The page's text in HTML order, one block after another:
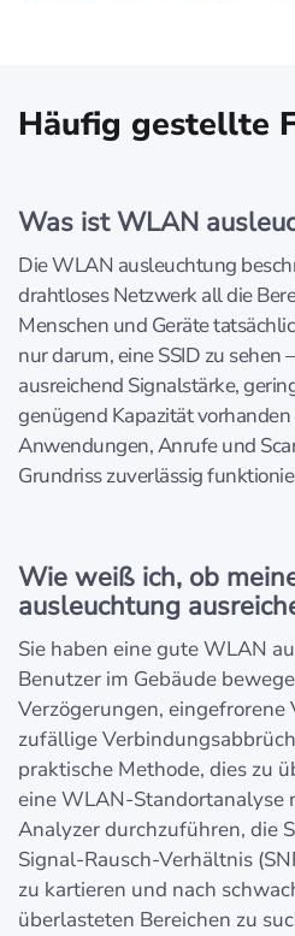
Häufig gestellte
Was ist WLAN
Die WLAN ausleuchtung
drahtloses Netzwerk all die
Menschen und Geräte
nur darum, eine SSID zu
ausreichend Signalstärke,
genügend Kapazität
Anwendungen, Anrufe und
Grundriss zuverlässig
Wie weiß ich, ob
ausleuchtung
Sie haben eine gute WLAN
Benutzer im Gebäude
Verzögerungen, eingefrorene
zufällige
praktische Methode, dies zu
eine WLAN-Standortanalyse
Analyzer durchzuführen, die
Signal-Rausch-Verhältnis
zu kartieren und nach
überlasteten Bereichen zu